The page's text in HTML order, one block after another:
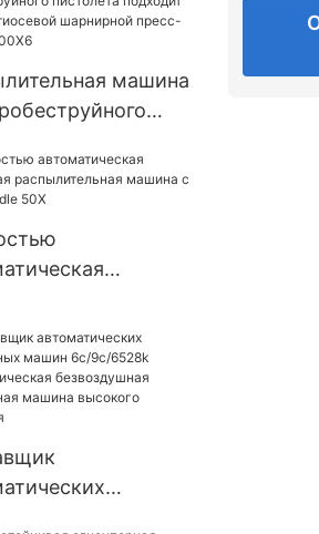
машина
шарнирной
формы 500X6
машина
Middle 50X